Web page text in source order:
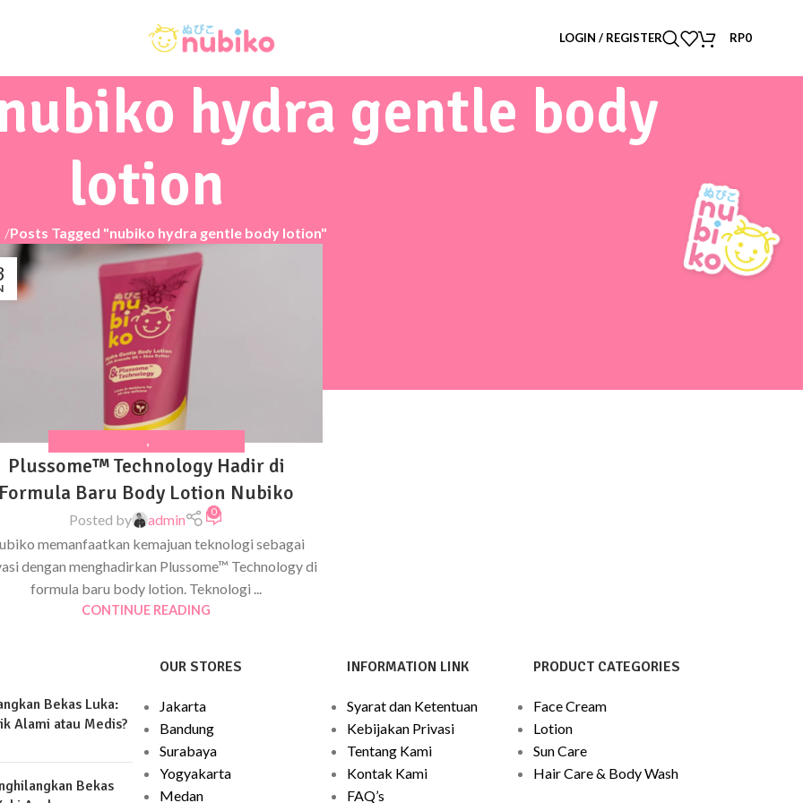
LOGIN / REGISTER RP0
hydra gentle body
lotion
/Posts Tagged "nubiko hydra gentle body lotion"
PRODUK NUBIKO ,
Plussome™ Technology Hadir di
Formula Baru Body Lotion Nubiko
Posted by admin 0
memanfaatkan kemajuan teknologi sebagai
dengan menghadirkan Plussome™ Technology di
formula baru body lotion. Teknologi ...
CONTINUE READING
Bekas Luka:
Alami atau Medis?
Bekas
OUR STORES
Jakarta
Bandung
Surabaya
Yogyakarta
Medan
INFORMATION LINK
Syarat dan Ketentuan
Kebijakan Privasi
Tentang Kami
Kontak Kami
FAQ’s
PRODUCT CATEGORIES
Face Cream
Lotion
Sun Care
Hair Care & Body Wash